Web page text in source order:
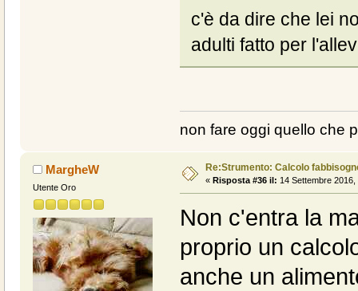
c'è da dire che lei
adulti fatto per
non fare oggi quello che
MargheW
Utente Oro
Re:Strumento: Calcolo
« Risposta #36 il: 14 Settembre 2016,
Non c'entra la
proprio un
anche un